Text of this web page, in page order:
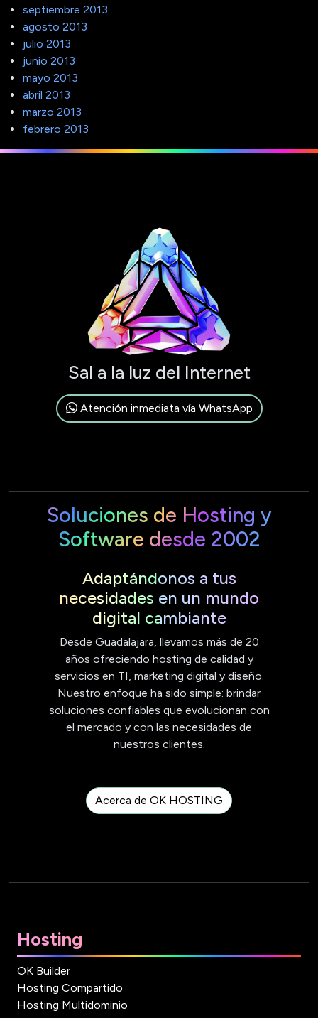
septiembre 2013
agosto 2013
julio 2013
junio 2013
mayo 2013
abril 2013
marzo 2013
febrero 2013
Sal a la luz del Internet
Atención inmediata vía WhatsApp
Soluciones de Hosting y
Software desde 2002
Adaptándonos a tus
necesidades en un mundo
digital cambiante
Desde Guadalajara, llevamos más de 20
años ofreciendo hosting de calidad y
servicios en TI, marketing digital y diseño.
Nuestro enfoque ha sido simple: brindar
soluciones confiables que evolucionan con
el mercado y con las necesidades de
nuestros clientes.
Acerca de OK HOSTING
Hosting
OK Builder
Hosting Compartido
Hosting Multidominio